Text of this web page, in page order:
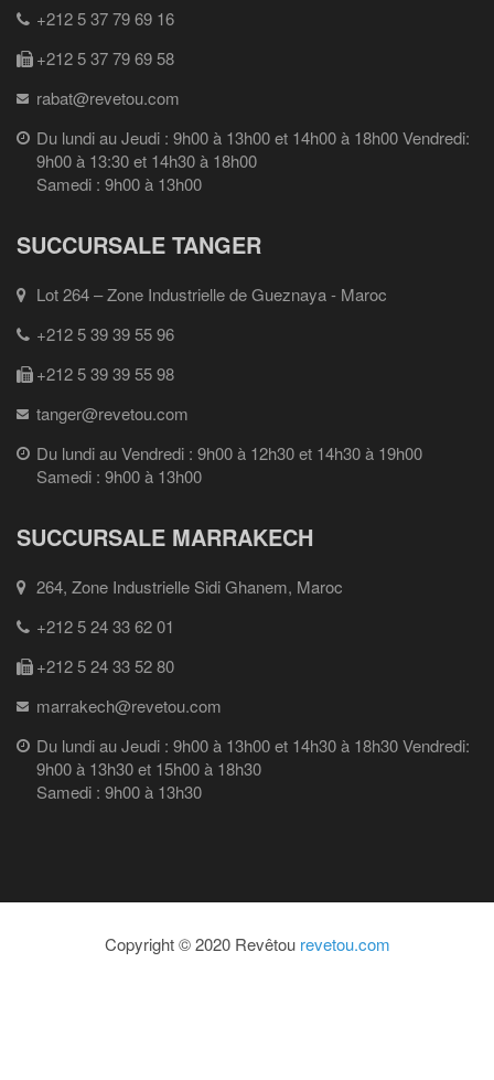
+212 5 37 79 69 16
+212 5 37 79 69 58
rabat@revetou.com
Du lundi au Jeudi : 9h00 à 13h00 et 14h00 à 18h00 Vendredi:
9h00 à 13:30 et 14h30 à 18h00
Samedi : 9h00 à 13h00
SUCCURSALE TANGER
Lot 264 – Zone Industrielle de Gueznaya - Maroc
+212 5 39 39 55 96
+212 5 39 39 55 98
tanger@revetou.com
Du lundi au Vendredi : 9h00 à 12h30 et 14h30 à 19h00
Samedi : 9h00 à 13h00
SUCCURSALE MARRAKECH
264, Zone Industrielle Sidi Ghanem, Maroc
+212 5 24 33 62 01
+212 5 24 33 52 80
marrakech@revetou.com
Du lundi au Jeudi : 9h00 à 13h00 et 14h30 à 18h30 Vendredi:
9h00 à 13h30 et 15h00 à 18h30
Samedi : 9h00 à 13h30
Copyright © 2020 Revêtou revetou.com